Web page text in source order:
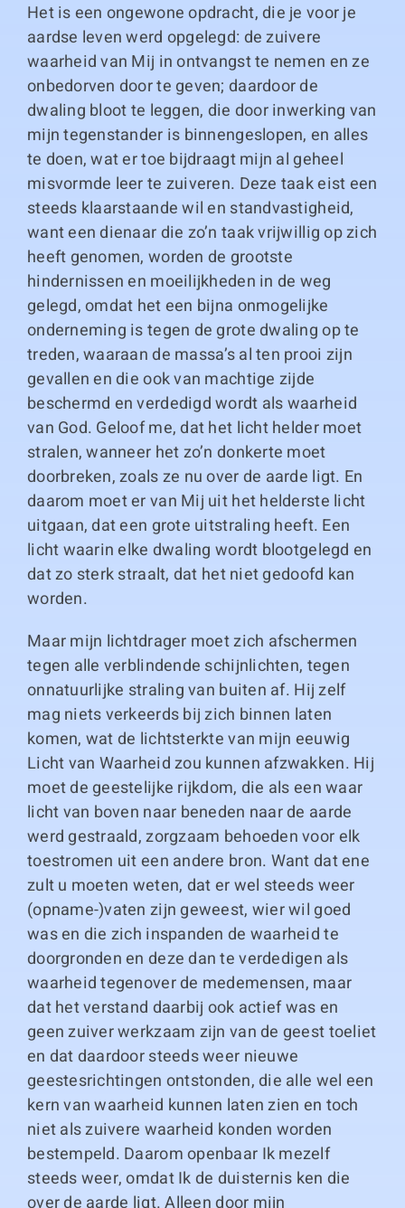
Het is een ongewone opdracht, die je voor je
aardse leven werd opgelegd: de zuivere
waarheid van Mij in ontvangst te nemen en ze
onbedorven door te geven; daardoor de
dwaling bloot te leggen, die door inwerking van
mijn tegenstander is binnengeslopen, en alles
te doen, wat er toe bijdraagt mijn al geheel
misvormde leer te zuiveren. Deze taak eist een
steeds klaarstaande wil en standvastigheid,
want een dienaar die zo’n taak vrijwillig op zich
heeft genomen, worden de grootste
hindernissen en moeilijkheden in de weg
gelegd, omdat het een bijna onmogelijke
onderneming is tegen de grote dwaling op te
treden, waaraan de massa’s al ten prooi zijn
gevallen en die ook van machtige zijde
beschermd en verdedigd wordt als waarheid
van God. Geloof me, dat het licht helder moet
stralen, wanneer het zo’n donkerte moet
doorbreken, zoals ze nu over de aarde ligt. En
daarom moet er van Mij uit het helderste licht
uitgaan, dat een grote uitstraling heeft. Een
licht waarin elke dwaling wordt blootgelegd en
dat zo sterk straalt, dat het niet gedoofd kan
worden.
Maar mijn lichtdrager moet zich afschermen
tegen alle verblindende schijnlichten, tegen
onnatuurlijke straling van buiten af. Hij zelf
mag niets verkeerds bij zich binnen laten
komen, wat de lichtsterkte van mijn eeuwig
Licht van Waarheid zou kunnen afzwakken. Hij
moet de geestelijke rijkdom, die als een waar
licht van boven naar beneden naar de aarde
werd gestraald, zorgzaam behoeden voor elk
toestromen uit een andere bron. Want dat ene
zult u moeten weten, dat er wel steeds weer
(opname-)vaten zijn geweest, wier wil goed
was en die zich inspanden de waarheid te
doorgronden en deze dan te verdedigen als
waarheid tegenover de medemensen, maar
dat het verstand daarbij ook actief was en
geen zuiver werkzaam zijn van de geest toeliet
en dat daardoor steeds weer nieuwe
geestesrichtingen ontstonden, die alle wel een
kern van waarheid kunnen laten zien en toch
niet als zuivere waarheid konden worden
bestempeld. Daarom openbaar Ik mezelf
steeds weer, omdat Ik de duisternis ken die
over de aarde ligt. Alleen door mijn